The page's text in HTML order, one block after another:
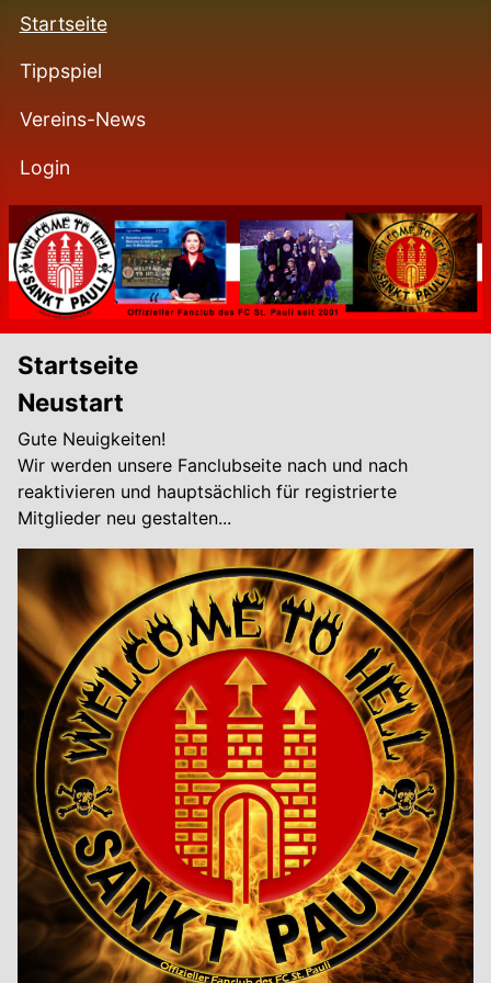
Startseite
Tippspiel
Vereins-News
Login
Startseite
Neustart
Gute Neuigkeiten!
Wir werden unsere Fanclubseite nach und nach
reaktivieren und hauptsächlich für registrierte
Mitglieder neu gestalten...